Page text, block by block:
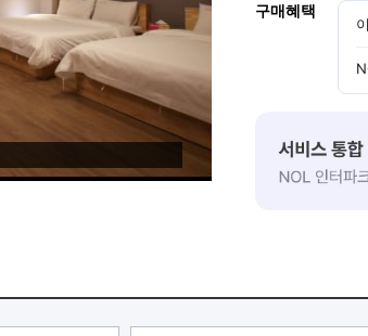
구매혜택